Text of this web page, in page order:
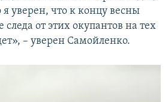
я уверен, что к концу весны
следа от этих окупантов на тех
– уверен Самойленко.